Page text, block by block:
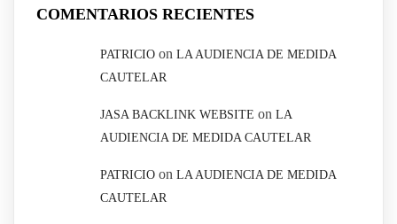
COMENTARIOS RECIENTES
PATRICIO on LA AUDIENCIA DE MEDIDA
CAUTELAR
JASA BACKLINK WEBSITE on LA
AUDIENCIA DE MEDIDA CAUTELAR
PATRICIO on LA AUDIENCIA DE MEDIDA
CAUTELAR